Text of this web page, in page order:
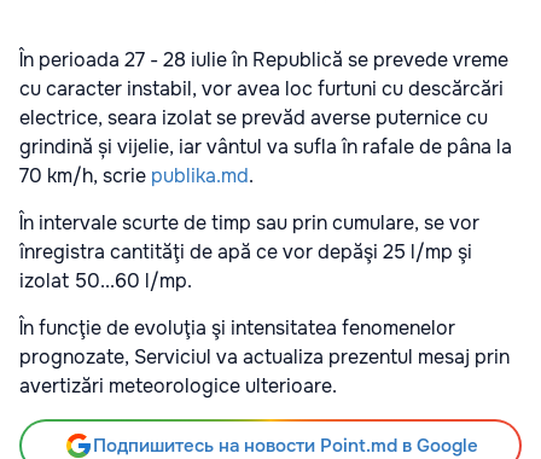
În perioada 27 - 28 iulie în Republică se prevede vreme
cu caracter instabil, vor avea loc furtuni cu descărcări
electrice, seara izolat se prevăd averse puternice cu
grindină și vijelie, iar vântul va sufla în rafale de pâna la
70 km/h, scrie publika.md.
În intervale scurte de timp sau prin cumulare, se vor
înregistra cantităţi de apă ce vor depăşi 25 l/mp şi
izolat 50...60 l/mp.
În funcţie de evoluţia şi intensitatea fenomenelor
prognozate, Serviciul va actualiza prezentul mesaj prin
avertizări meteorologice ulterioare.
Подпишитесь на новости Point.md в Google